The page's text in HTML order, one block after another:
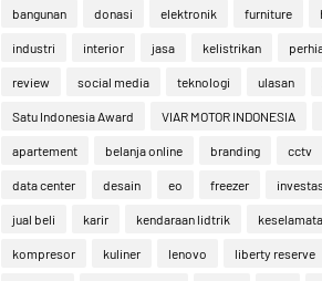
bangunan donasi elektronik furniture
industri interior jasa kelistrikan
review social media teknologi ulasan
Satu Indonesia Award VIAR MOTOR INDONESIA
apartement belanja online branding cctv
data center desain eo freezer
jual beli karir kendaraan lidtrik
kompresor kuliner lenovo liberty reserve